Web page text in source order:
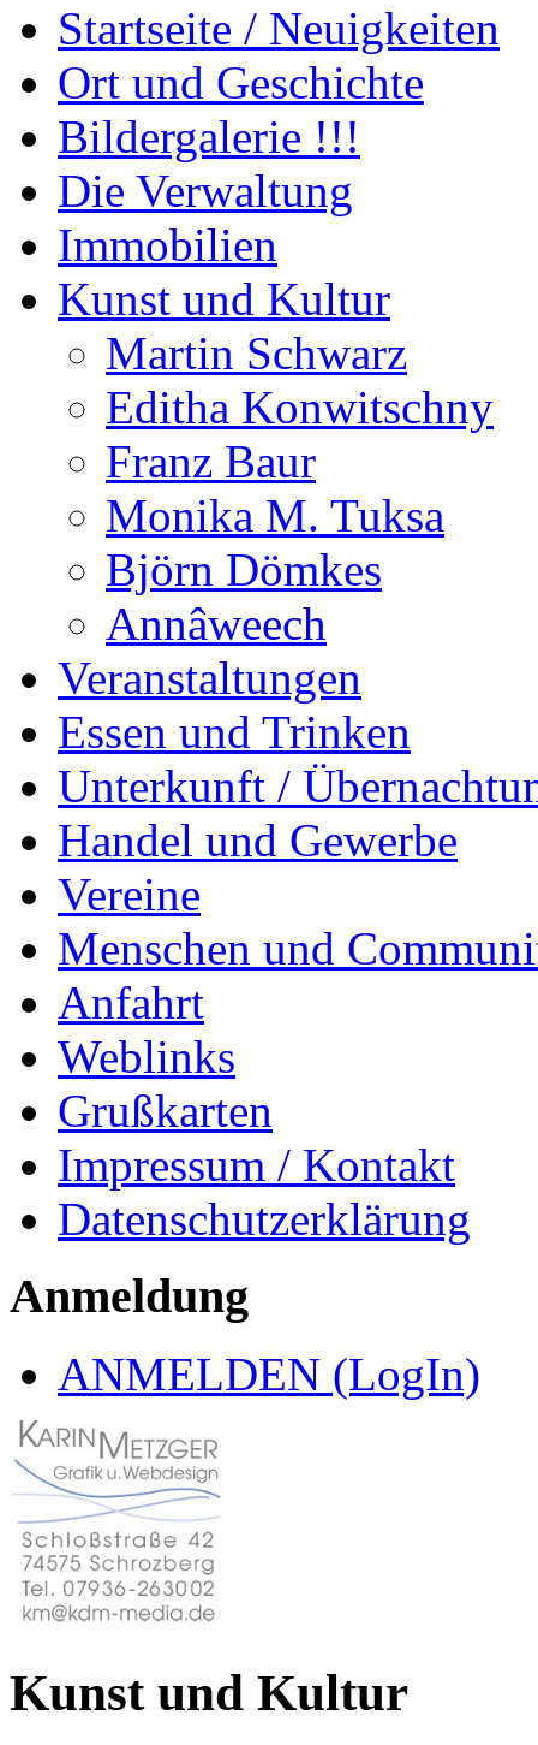
Startseite / Neuigkeiten
Ort und Geschichte
Bildergalerie !!!
Die Verwaltung
Immobilien
Kunst und Kultur
Martin Schwarz
Editha Konwitschny
Franz Baur
Monika M. Tuksa
Björn Dömkes
Annâweech
Veranstaltungen
Essen und Trinken
Unterkunft /
Handel und Gewerbe
Vereine
Menschen und
Anfahrt
Weblinks
Grußkarten
Impressum / Kontakt
Datenschutzerklärung
Anmeldung
ANMELDEN (LogIn)
Kunst und Kultur